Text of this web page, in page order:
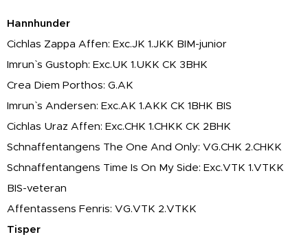
Hannhunder
Cichlas Zappa Affen: Exc.JK 1.JKK BIM-junior
Imrun` s Gustoph: Exc.UK 1.UKK CK 3BHK
Crea Diem Porthos: G.AK
Imrun` s Andersen: Exc.AK 1.AKK CK 1BHK BIS
Cichlas Uraz Affen: Exc.CHK 1.CHKK CK 2BHK
Schnaffentangens The One And Only: VG.CHK 2.CHKK
Schnaffentangens Time Is On My Side: Exc.VTK 1.VTKK
BIS-veteran
Affentassens Fenris: VG.VTK 2.VTKK
Tisper